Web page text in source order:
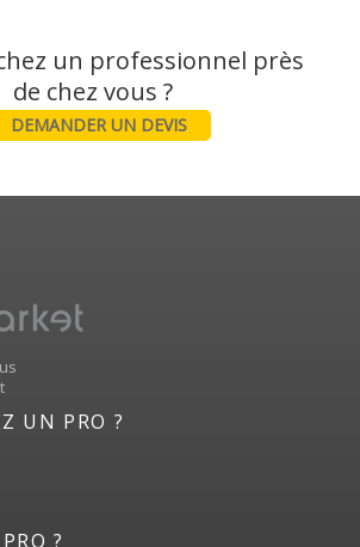
un professionnel près
DEMANDER UN DEVIS
UN PRO ?
?